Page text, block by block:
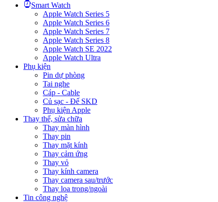
Smart Watch
Apple Watch Series 5
Apple Watch Series 6
Apple Watch Series 7
Apple Watch Series 8
Apple Watch SE 2022
Apple Watch Ultra
Phụ kiện
Pin dự phòng
Tai nghe
Cáp - Cable
Củ sạc - Đế SKD
Phụ kiện Apple
Thay thế, sửa chữa
Thay màn hình
Thay pin
Thay mặt kính
Thay cảm ứng
Thay vỏ
Thay kính camera
Thay camera sau/trước
Thay loa trong/ngoài
Tin công nghệ